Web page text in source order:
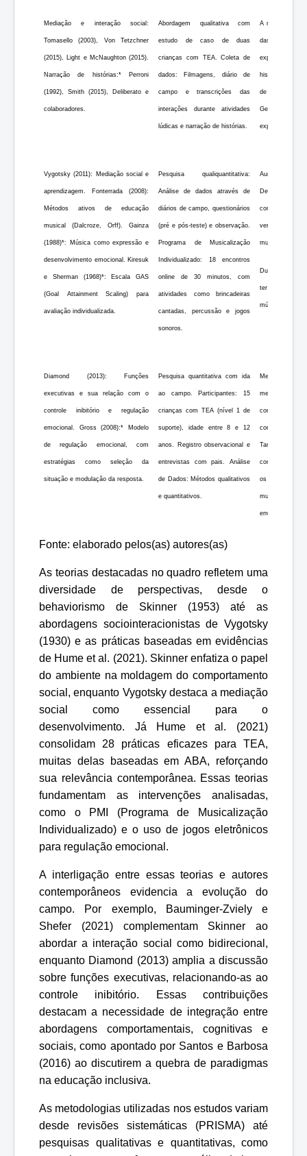
Mediação e interação social:
Tomasello (2003), Von Tetzchner
(2015), Light e McNaughton (2015).
Narração de histórias:* Perroni
(1992), Smith (2015), Deliberato e
colaboradores.
Abordagem qualitativa com
estudo de caso de duas
crianças com TEA. Coleta de
dados: Filmagens, diário de
campo e transcrições das
interações durante atividades
lúdicas e narração de histórias.
A mediação do
das crianças.
expressivas
histórias
de
exploração de
Vygotsky (2011): Mediação social e
aprendizagem. Fonterrada (2008):
Métodos ativos de educação
musical (Dalcroze, Orff). Gainza
(1988)*: Música como expressão e
desenvolvimento emocional. Kiresuk
e Sherman (1968)*: Escala GAS
(Goal Attainment Scaling) para
avaliação individualizada.
Pesquisa qualiquantitativa:
Análise de dados através de
diários de campo, questionários
(pré e pós-teste) e observação.
Programa de Musicalização
Individualizado: 18 encontros
online de 30 minutos, com
atividades como brincadeiras
cantadas, percussão e jogos
sonoros.
Aumento da
verbais
musicais.
Duração curta;
ter limitado a
música e TEA,
Diamond (2013): Funções
executivas e sua relação com o
controle inibitório e regulação
emocional. Gross (2008):* Modelo
de regulação emocional, com
estratégias como seleção da
situação e modulação da resposta.
Pesquisa quantitativa com ida
ao campo. Participantes: 15
crianças com TEA (nível 1 de
suporte), idade entre 8 e 12
anos. Registro observacional e
entrevistas com pais. Análise
de Dados: Métodos qualitativos
e quantitativos.
Melhora
melhora na
conseguiram
conceitos
Tamanho da
continuaram
os efeitos da
mudanças
envolvimento
Fonte: elaborado pelos(as) autores(as)
As teorias destacadas no quadro refletem uma
diversidade de perspectivas, desde o
behaviorismo de Skinner (1953) até as
abordagens sociointeracionistas de Vygotsky
(1930) e as práticas baseadas em evidências
de Hume et al. (2021). Skinner enfatiza o papel
do ambiente na moldagem do comportamento
social, enquanto Vygotsky destaca a mediação
social como essencial para o
desenvolvimento. Já Hume et al. (2021)
consolidam 28 práticas eficazes para TEA,
muitas delas baseadas em ABA, reforçando
sua relevância contemporânea. Essas teorias
fundamentam as intervenções analisadas,
como o PMI (Programa de Musicalização
Individualizado) e o uso de jogos eletrônicos
para regulação emocional.
A interligação entre essas teorias e autores
contemporâneos evidencia a evolução do
campo. Por exemplo, Bauminger-Zviely e
Shefer (2021) complementam Skinner ao
abordar a interação social como bidirecional,
enquanto Diamond (2013) amplia a discussão
sobre funções executivas, relacionando-as ao
controle inibitório. Essas contribuições
destacam a necessidade de integração entre
abordagens comportamentais, cognitivas e
sociais, como apontado por Santos e Barbosa
(2016) ao discutirem a quebra de paradigmas
na educação inclusiva.
As metodologias utilizadas nos estudos variam
desde revisões sistemáticas (PRISMA) até
pesquisas qualitativas e quantitativas, como